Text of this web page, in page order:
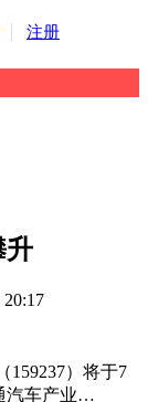
注册
升
159237）将于7
汽车产业…